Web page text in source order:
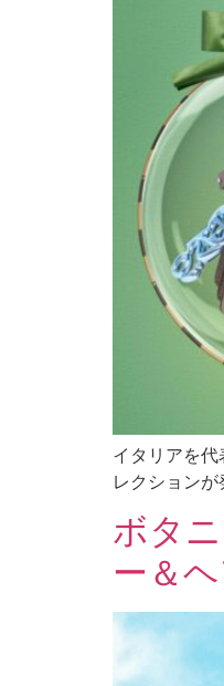
イタリアを
レクション
ボタ
ー＆